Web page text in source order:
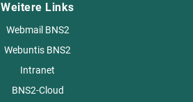
Weitere Links
Webmail BNS2
Webuntis BNS2
Intranet
BNS2-Cloud